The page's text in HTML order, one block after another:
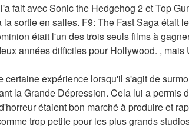
fait avec Sonic the Hedgehog 2 et Top
sortie en salles. F9: The Fast Saga était
était l'un des trois seuls films à
années difficiles pour Hollywood. ,
certaine expérience lorsqu'il s'agit de
la Grande Dépression. Cela lui a permis
étaient bon marché à produire et
trop petite pour les plus grands